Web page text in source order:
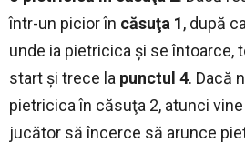
într-un picior în căsuţa 1, după
unde ia pietricica şi se întoarce,
start şi trece la punctul 4. Dacă
pietricica în căsuţa 2, atunci
jucător să încerce să arunce